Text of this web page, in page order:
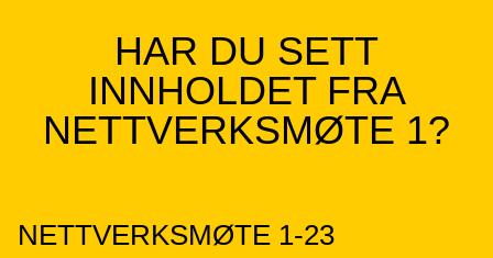
HAR DU SETT
INNHOLDET FRA
NETTVERKSMØTE 1?
NETTVERKSMØTE 1-23